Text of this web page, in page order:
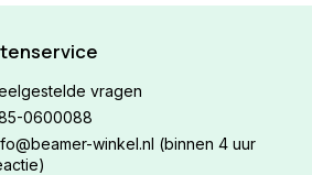
vragen
0600088
winkel.nl (binnen 4 uur